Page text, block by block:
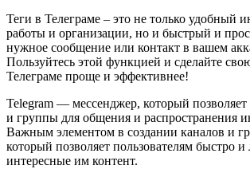
Теги в Телеграме – это не только удобный
работы и организации, но и быстрый и
нужное сообщение или контакт в вашем
Пользуйтесь этой функцией и сделайте
Телеграме проще и эффективнее!
Telegram — мессенджер, который позволяет
и группы для общения и распространения
Важным элементом в создании каналов и
который позволяет пользователям быстро и
интересные им контент.